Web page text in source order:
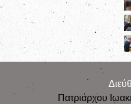
Πατριάρχου